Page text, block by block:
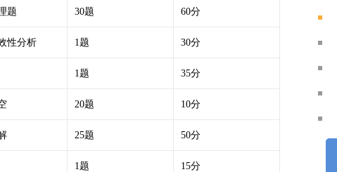
题 30题 60分
性分析 1题 30分
1题 35分
20题 10分
25题 50分
1题 15分